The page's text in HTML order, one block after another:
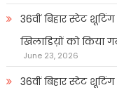
36वीं बिहार स्टेट
खिलाडिय़ों को किया
June 23, 2026
36वीं बिहार स्टेट